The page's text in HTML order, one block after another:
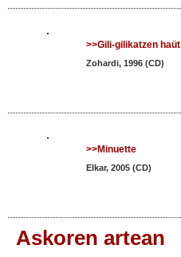
>>Gili-gilikatzen haüt
Zohardi, 1996 (CD)
>>Minuette
Elkar, 2005 (CD)
Askoren artean